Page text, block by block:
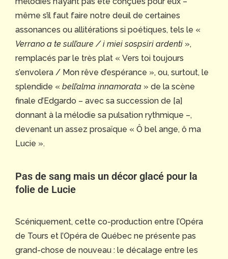
même s’il faut faire notre deuil de certaines
assonances ou allitérations si poétiques, tels le «
Verrano a te sull’aure / i miei sospsiri ardenti »,
remplacés par le très plat « Vers toi toujours
s’envolera / Mon rêve d’espérance », ou, surtout, le
splendide « bell’alma innamorata » de la scène
finale d’Edgardo – avec sa succession de [a]
donnant à la mélodie sa pulsation rythmique –,
devenant un assez prosaïque « Ô bel ange, ô ma
Lucie ».
Pas de sang mais un décor glacé pour la
folie de Lucie
Scéniquement, cette co-production entre l’Opéra
de Tours et l’Opéra de Québec ne présente pas
grand-chose de nouveau : le décalage entre les